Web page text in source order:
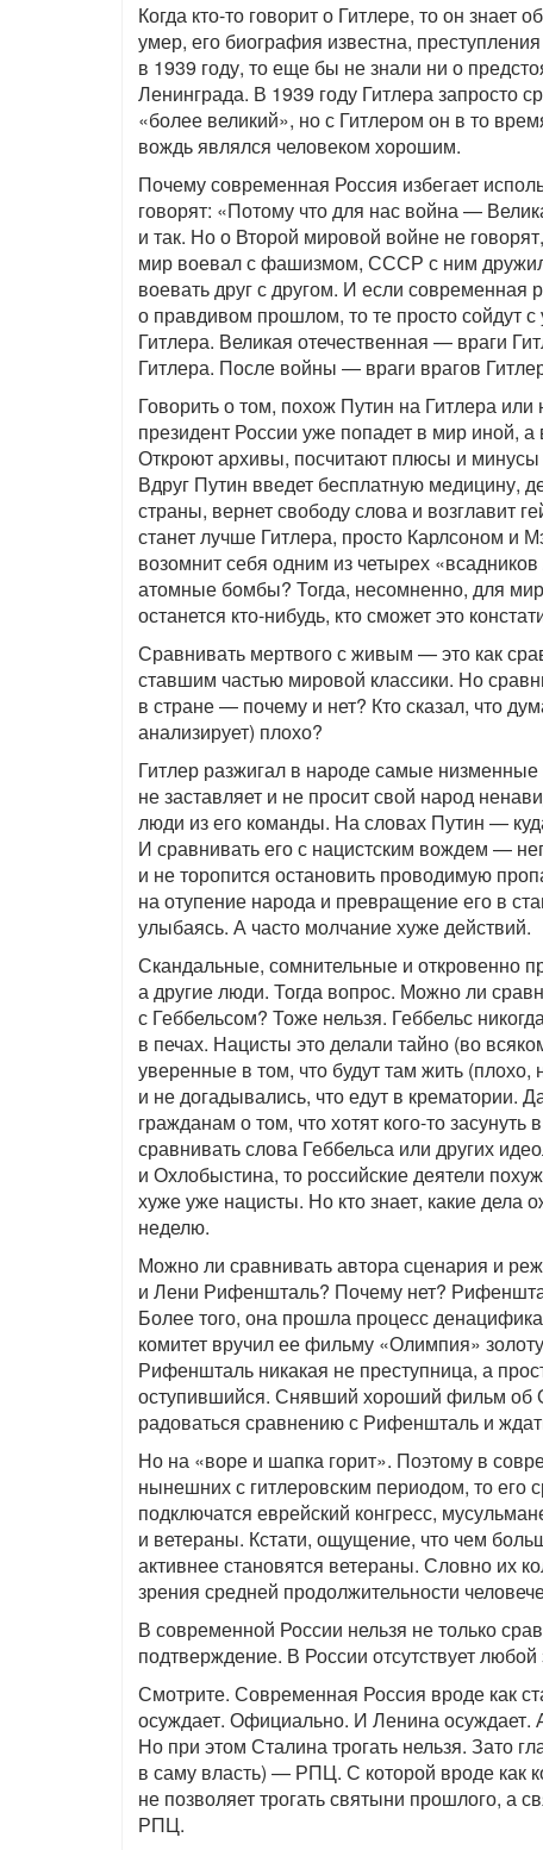
Когда кто-то говорит о Гитлере, то он знает
умер, его биография известна,
в 1939 году, то еще бы не знали ни о
Ленинграда. В 1939 году Гитлера запросто
«более великий», но с Гитлером он в то
вождь являлся человеком хорошим.
Почему современная Россия избегает
говорят: «Потому что для нас война —
и так. Но о Второй мировой войне не
мир воевал с фашизмом, СССР с ним
воевать друг с другом. И если современная
о правдивом прошлом, то те просто сойдут
Гитлера. Великая отечественная — враги
Гитлера. После войны — враги врагов
Говорить о том, похож Путин на Гитлера или
президент России уже попадет в мир иной, а
Откроют архивы, посчитают плюсы и минусы
Вдруг Путин введет бесплатную медицину,
страны, вернет свободу слова и возглавит
станет лучше Гитлера, просто Карлсоном и
возомнит себя одним из четырех
атомные бомбы? Тогда, несомненно, для
останется кто-нибудь, кто сможет это
Сравнивать мертвого с живым — это как
ставшим частью мировой классики. Но
в стране — почему и нет? Кто сказал, что
анализирует) плохо?
Гитлер разжигал в народе самые низменные
не заставляет и не просит свой народ
люди из его команды. На словах Путин —
И сравнивать его с нацистским вождем —
и не торопится остановить проводимую
на отупение народа и превращение его в
улыбаясь. А часто молчание хуже действий.
Скандальные, сомнительные и откровенно
а другие люди. Тогда вопрос. Можно ли
с Геббельсом? Тоже нельзя. Геббельс
в печах. Нацисты это делали тайно (во
уверенные в том, что будут там жить (плохо,
и не догадывались, что едут в крематории.
гражданам о том, что хотят кого-то
сравнивать слова Геббельса или других
и Охлобыстина, то российские деятели
хуже уже нацисты. Но кто знает, какие
неделю.
Можно ли сравнивать автора сценария и
и Лени Рифеншталь? Почему нет?
Более того, она прошла процесс
комитет вручил ее фильму «Олимпия»
Рифеншталь никакая не преступница, а
оступившийся. Снявший хороший фильм об
радоваться сравнению с Рифеншталь и
Но на «воре и шапка горит». Поэтому в
нынешних с гитлеровским периодом, то его
подключатся еврейский конгресс,
и ветераны. Кстати, ощущение, что чем
активнее становятся ветераны. Словно их
зрения средней продолжительности
В современной России нельзя не только
подтверждение. В России отсутствует
Смотрите. Современная Россия вроде как
осуждает. Официально. И Ленина осуждает.
Но при этом Сталина трогать нельзя. Зато
в саму власть) — РПЦ. С которой вроде как
не позволяет трогать святыни прошлого, а
РПЦ.